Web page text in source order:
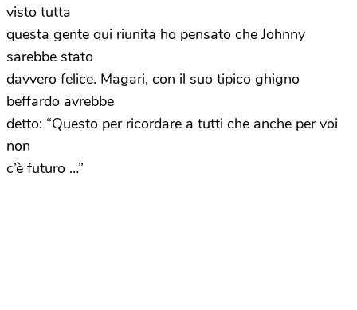
visto tutta
questa gente qui riunita ho pensato che Johnny
sarebbe stato
davvero felice. Magari, con il suo tipico ghigno
beffardo avrebbe
detto: “Questo per ricordare a tutti che anche per voi
non
c’è futuro …”